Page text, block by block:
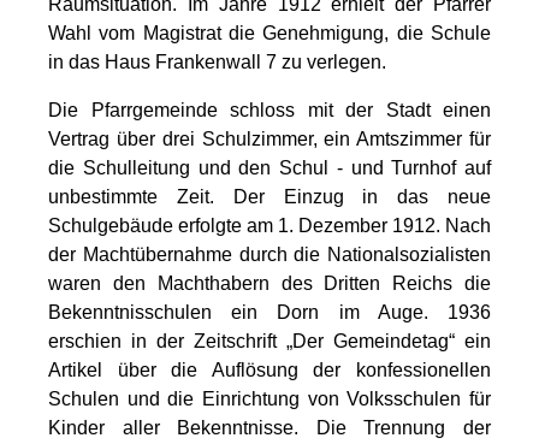
Wahl vom Magistrat die Genehmigung, die Schule
in das Haus Frankenwall 7 zu verlegen.
Die Pfarrgemeinde schloss mit der Stadt einen
Vertrag über drei Schulzimmer, ein Amtszimmer für
die Schulleitung und den Schul - und Turnhof auf
unbestimmte Zeit. Der Einzug in das neue
Schulgebäude erfolgte am 1. Dezember 1912. Nach
der Machtübernahme durch die Nationalsozialisten
waren den Machthabern des Dritten Reichs die
Bekenntnisschulen ein Dorn im Auge. 1936
erschien in der Zeitschrift „Der Gemeindetag“ ein
Artikel über die Auflösung der konfessionellen
Schulen und die Einrichtung von Volksschulen für
Kinder aller Bekenntnisse. Die Trennung der